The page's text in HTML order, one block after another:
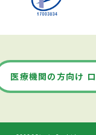
医療機関の方向け